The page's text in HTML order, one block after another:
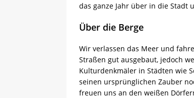
das ganze Jahr über in die Stadt
Über die Berge
Wir verlassen das Meer und
Straßen gut ausgebaut, jedoch
Kulturdenkmäler in Städten wie
seinen ursprünglichen Zauber
freuen uns an den weißen